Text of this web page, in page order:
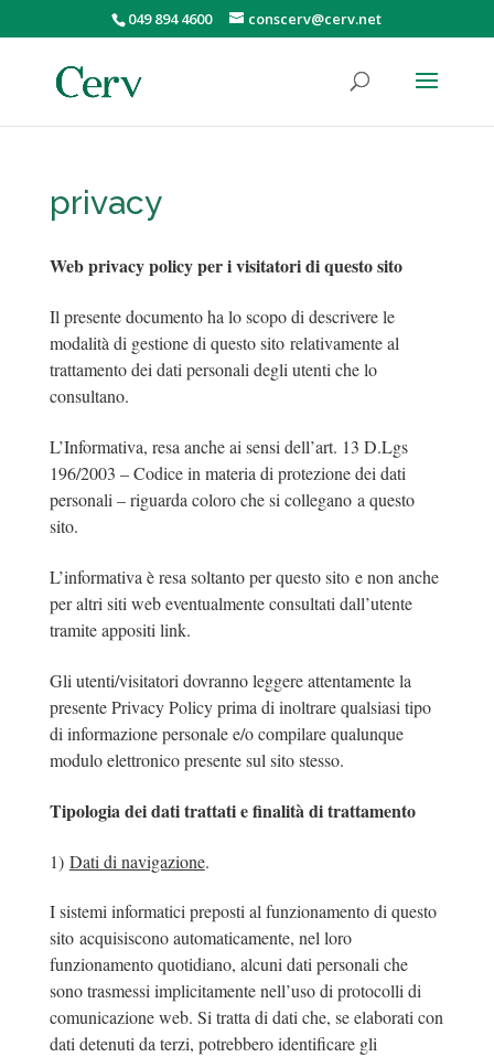
049 894 4600 conscerv@cerv.net
privacy
Web privacy policy per i visitatori di questo sito
Il presente documento ha lo scopo di descrivere le
modalità di gestione di questo sito relativamente al
trattamento dei dati personali degli utenti che lo
consultano.
L’Informativa, resa anche ai sensi dell’art. 13 D.Lgs
196/2003 – Codice in materia di protezione dei dati
personali – riguarda coloro che si collegano a questo
sito.
L’informativa è resa soltanto per questo sito e non anche
per altri siti web eventualmente consultati dall’utente
tramite appositi link.
Gli utenti/visitatori dovranno leggere attentamente la
presente Privacy Policy prima di inoltrare qualsiasi tipo
di informazione personale e/o compilare qualunque
modulo elettronico presente sul sito stesso.
Tipologia dei dati trattati e finalità di trattamento
1) Dati di navigazione.
I sistemi informatici preposti al funzionamento di questo
sito acquisiscono automaticamente, nel loro
funzionamento quotidiano, alcuni dati personali che
sono trasmessi implicitamente nell’uso di protocolli di
comunicazione web. Si tratta di dati che, se elaborati con
dati detenuti da terzi, potrebbero identificare gli